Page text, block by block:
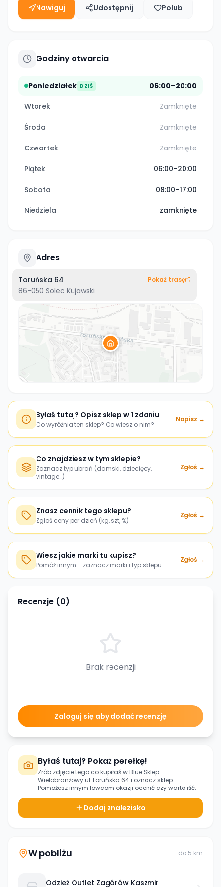
Nawiguj Udostępnij Polub
Godziny otwarcia
Poniedziałek DZIŚ 06:00–20:00
Wtorek Zamknięte
Środa Zamknięte
Czwartek Zamknięte
Piątek 06:00–20:00
Sobota 08:00–17:00
Niedziela zamknięte
Adres
Toruńska 64
86-050 Solec Kujawski
Pokaż trasę
Byłaś tutaj? Opisz sklep w 1 zdaniu
Co wyróżnia ten sklep? Co wiesz o nim?
Napisz →
Co znajdziesz w tym sklepie?
Zaznacz typ ubrań (damski, dziecięcy,
vintage…)
Zgłoś →
Znasz cennik tego sklepu?
Zgłoś ceny per dzień (kg, szt, %)
Zgłoś →
Wiesz jakie marki tu kupisz?
Pomóż innym - zaznacz marki i typ sklepu
Zgłoś →
Recenzje (0)
Brak recenzji
Zaloguj się aby dodać recenzję
Byłaś tutaj? Pokaż perełkę!
Zrób zdjęcie tego co kupiłaś wBlue Sklep
Wielobranżowy ul.Toruńska 64i oznacz sklep.
Pomożesz innym łowcom okazji ocenić czy warto iść.
Dodaj znalezisko
W pobliżu do 5 km
Odzież Outlet Zagórów Kaszmir